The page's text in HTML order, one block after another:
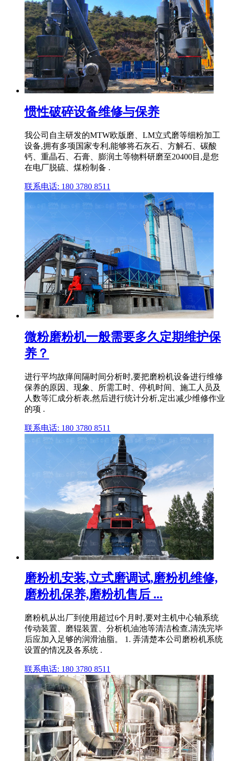
惯性破碎设备维修与保养
我公司自主研发的MTW欧版磨、LM立式磨等细粉加工
设备,拥有多项国家专利,能够将石灰石、方解石、碳酸
钙、重晶石、石膏、膨润土等物料研磨至20400目,是您
在电厂脱硫、煤粉制备 .
联系电话: 180 3780 8511
微粉磨粉机一般需要多久定期维护保
养？
进行平均故瘅间隔时间分析时,要把磨粉机设备进行维修
保养的原因、现象、所需工时、停机时间、施工人员及
人数等汇成分析表,然后进行统计分析,定出减少维修作业
的项 .
联系电话: 180 3780 8511
磨粉机安装,立式磨调试,磨粉机维修,
磨粉机保养,磨粉机售后 ...
磨粉机从出厂到使用超过6个月时,要对主机中心轴系统
传动装置、磨辊装置、分析机油池等清洁检查,清洗完毕
后应加入足够的润滑油脂。 1. 弄清楚本公司磨粉机系统
设置的情况及各系统 .
联系电话: 180 3780 8511